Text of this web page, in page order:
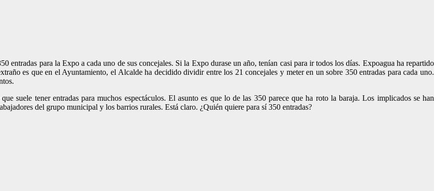
entradas para la Expo a cada uno de sus concejales. Si la Expo durase un año, tenían casi para ir todos los días. Expoagua ha repartido
es que en el Ayuntamiento, el Alcalde ha decidido dividir entre los 21 concejales y meter en un sobre 350 entradas para cada uno.
suele tener entradas para muchos espectáculos. El asunto es que lo de las 350 parece que ha roto la baraja. Los implicados se han
del grupo municipal y los barrios rurales. Está claro. ¿Quién quiere para sí 350 entradas?